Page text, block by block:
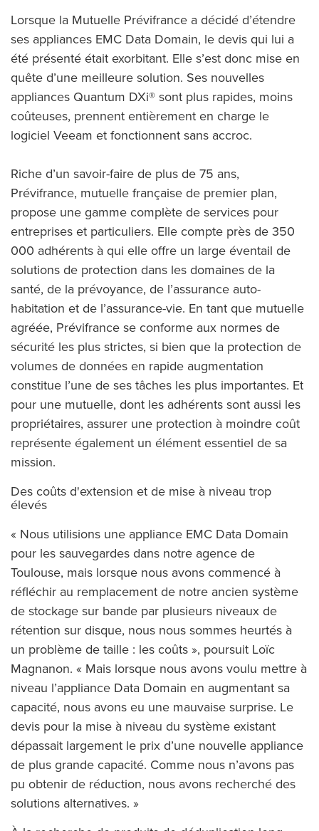
Lorsque la Mutuelle Prévifrance a décidé d’étendre
ses appliances EMC Data Domain, le devis qui lui a
été présenté était exorbitant. Elle s’est donc mise en
quête d’une meilleure solution. Ses nouvelles
appliances Quantum DXi® sont plus rapides, moins
coûteuses, prennent entièrement en charge le
logiciel Veeam et fonctionnent sans accroc.
Riche d’un savoir-faire de plus de 75 ans,
Prévifrance, mutuelle française de premier plan,
propose une gamme complète de services pour
entreprises et particuliers. Elle compte près de 350
000 adhérents à qui elle offre un large éventail de
solutions de protection dans les domaines de la
santé, de la prévoyance, de l’assurance auto-
habitation et de l’assurance-vie. En tant que mutuelle
agréée, Prévifrance se conforme aux normes de
sécurité les plus strictes, si bien que la protection de
volumes de données en rapide augmentation
constitue l’une de ses tâches les plus importantes. Et
pour une mutuelle, dont les adhérents sont aussi les
propriétaires, assurer une protection à moindre coût
représente également un élément essentiel de sa
mission.
Des coûts d'extension et de mise à niveau trop
élevés
« Nous utilisions une appliance EMC Data Domain
pour les sauvegardes dans notre agence de
Toulouse, mais lorsque nous avons commencé à
réfléchir au remplacement de notre ancien système
de stockage sur bande par plusieurs niveaux de
rétention sur disque, nous nous sommes heurtés à
un problème de taille : les coûts », poursuit Loïc
Magnanon. « Mais lorsque nous avons voulu mettre à
niveau l’appliance Data Domain en augmentant sa
capacité, nous avons eu une mauvaise surprise. Le
devis pour la mise à niveau du système existant
dépassait largement le prix d’une nouvelle appliance
de plus grande capacité. Comme nous n’avons pas
pu obtenir de réduction, nous avons recherché des
solutions alternatives. »